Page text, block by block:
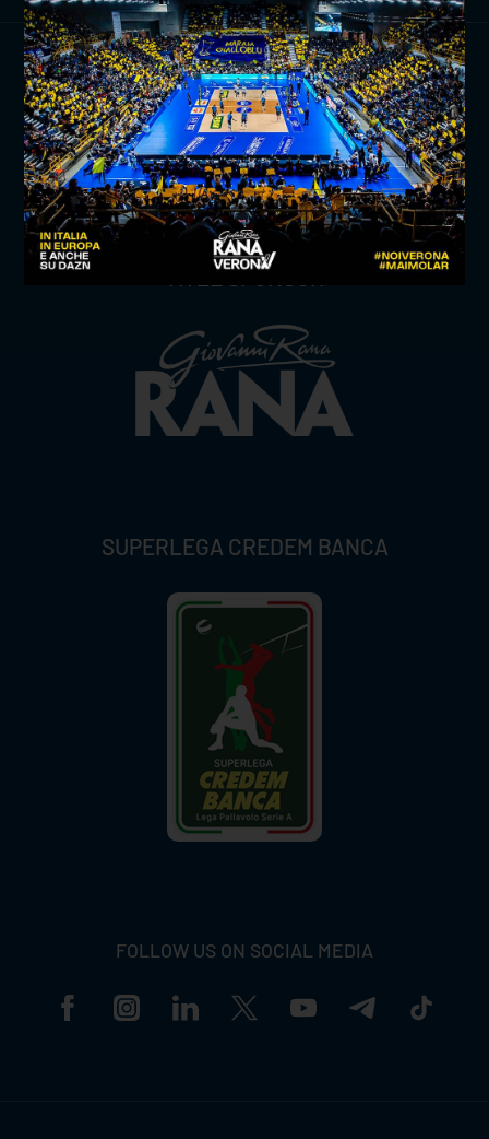
TITLE SPONSOR
SUPERLEGA CREDEM BANCA
FOLLOW US ON SOCIAL MEDIA